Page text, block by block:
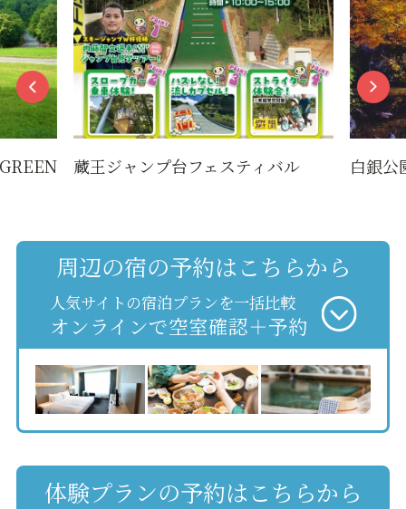
蔵王ジャンプ台フェスティバル 白銀公
周辺の宿の予約はこちらから
人気サイトの宿泊プランを一括比較
オンラインで空室確認＋予約
体験プランの予約はこちらから